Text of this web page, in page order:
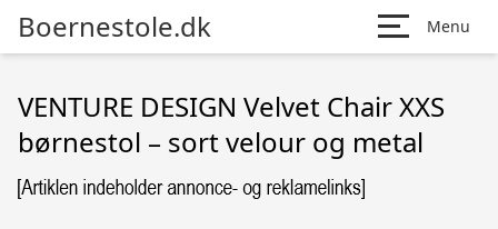
Boernestole.dk Menu
VENTURE DESIGN Velvet Chair XXS
børnestol – sort velour og metal